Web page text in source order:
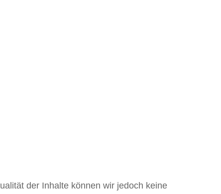
der Inhalte können wir jedoch keine